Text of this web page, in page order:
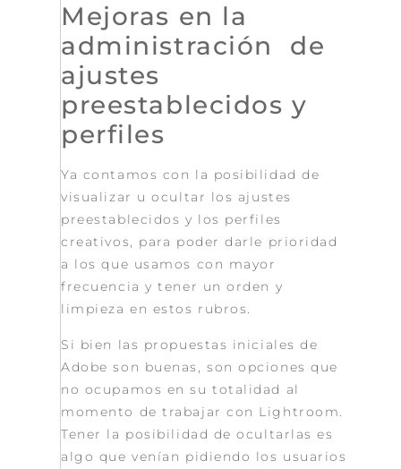
Mejoras en la
administración de
ajustes
preestablecidos y
perfiles
Ya contamos con la posibilidad de
visualizar u ocultar los ajustes
preestablecidos y los perfiles
creativos, para poder darle prioridad
a los que usamos con mayor
frecuencia y tener un orden y
limpieza en estos rubros.
Si bien las propuestas iniciales de
Adobe son buenas, son opciones que
no ocupamos en su totalidad al
momento de trabajar con Lightroom.
Tener la posibilidad de ocultarlas es
algo que venían pidiendo los usuarios